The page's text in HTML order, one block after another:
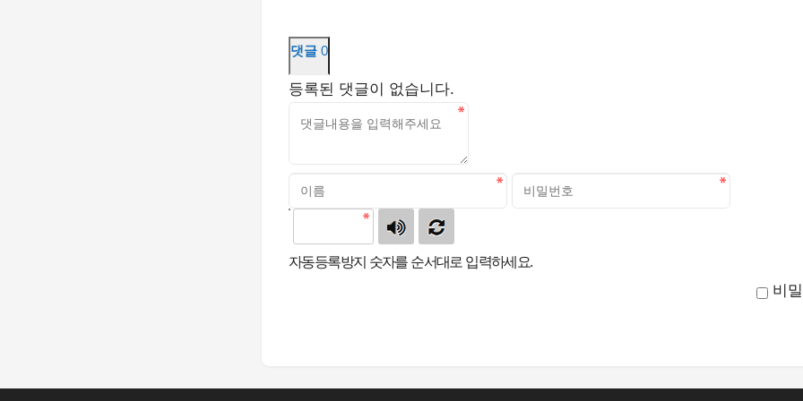
댓글 0
등록된 댓글이 없습니다.
자동등록방지 숫자를 순서대로 입력하세요.
비